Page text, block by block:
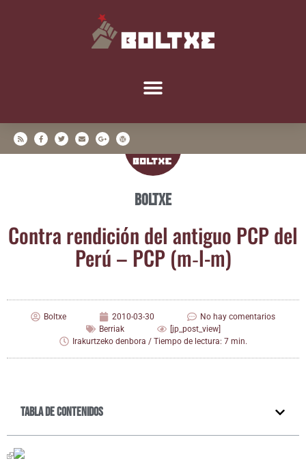
Boltxe
Con­tra ren­di­ción del anti­guo PCP del
Perú – PCP (m‑l-m)
Boltxe 2010-03-30
No hay comentarios
Berriak
[jp_post_view]
Irakurtzeko denbora / Tiempo de lectura: 7 min.
Tabla de contenidos